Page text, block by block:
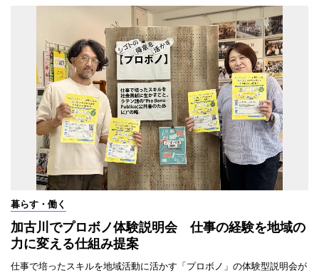
暮らす・働く
加古川でプロボノ体験説明会 仕事の経験を地域の
力に変える仕組み提案
仕事で培ったスキルを地域活動に活かす「プロボノ」の体験型説明会が